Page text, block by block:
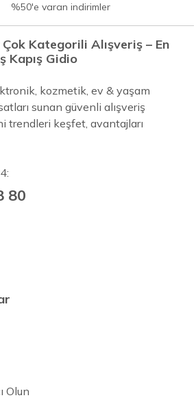
%50'e varan indirimler
Kategorili Alışveriş – En
Kapış Gidio
kozmetik, ev & yaşam
sunan güvenli alışveriş
trendleri keşfet, avantajları
80
Olun